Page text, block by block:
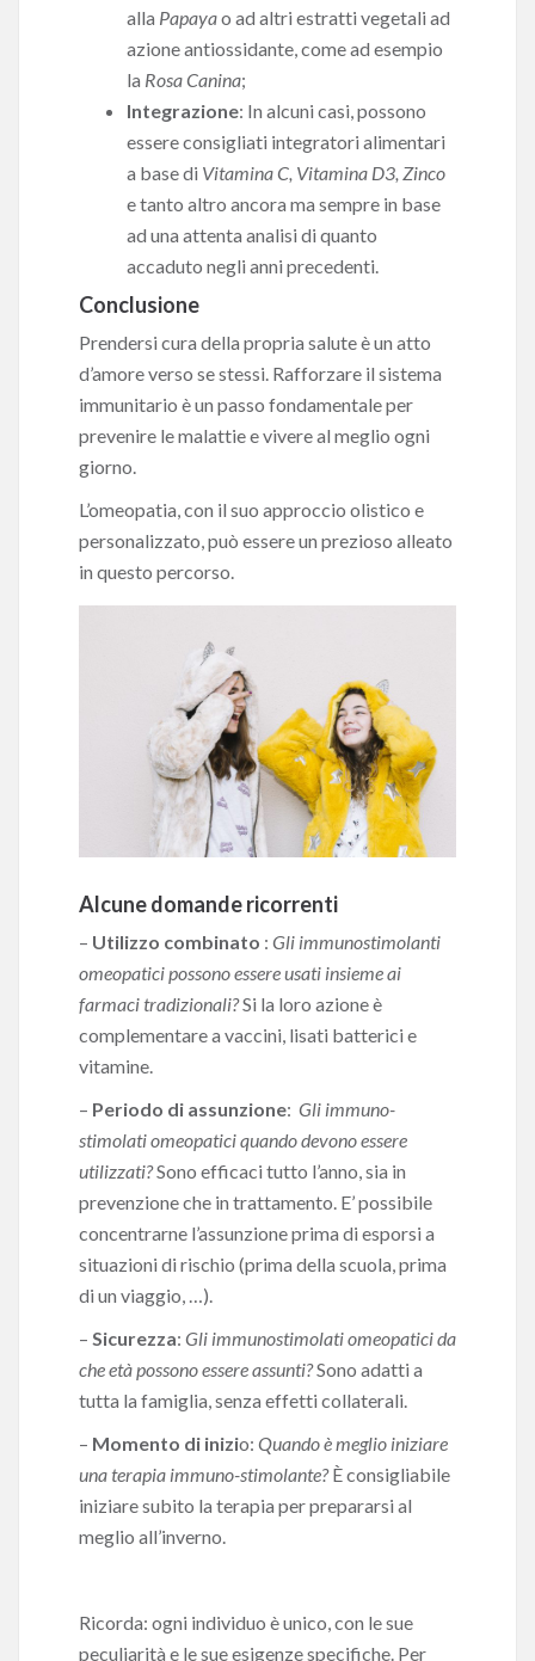
alla Papayao ad altri estratti vegetali ad
azione antiossidante, come ad esempio
la Rosa Canina;
Integrazione: In alcuni casi, possono
essere consigliati integratori alimentari
a base di Vitamina C, Vitamina D3, Zinco
e tanto altro ancora ma sempre in base
ad una attenta analisi di quanto
accaduto negli anni precedenti.
Conclusione
Prendersi cura della propria salute è un atto
d’amore verso se stessi. Rafforzare il sistema
immunitario è un passo fondamentale per
prevenire le malattie e vivere al meglio ogni
giorno.
L’omeopatia, con il suo approccio olistico e
personalizzato, può essere un prezioso alleato
in questo percorso.
Alcune domande ricorrenti
– Utilizzo combinato : Gli immunostimolanti
omeopatici possono essere usati insieme ai
farmaci tradizionali?Si la loro azione è
complementare a vaccini, lisati batterici e
vitamine.
– Periodo di assunzione: Gli immuno-
stimolati omeopatici quando devono essere
utilizzati?Sono efficaci tutto l’anno, sia in
prevenzione che in trattamento. E’ possibile
concentrarne l’assunzione prima di esporsi a
situazioni di rischio (prima della scuola, prima
di un viaggio, …).
– Sicurezza: Gli immunostimolati omeopatici da
che età possono essere assunti?Sono adatti a
tutta la famiglia, senza effetti collaterali.
– Momento di inizio: Quando è meglio iniziare
una terapia immuno-stimolante?È consigliabile
iniziare subito la terapia per prepararsi al
meglio all’inverno.
Ricorda: ogni individuo è unico, con le sue
peculiarità e le sue esigenze specifiche. Per